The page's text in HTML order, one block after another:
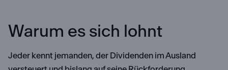
Warum es sich lohnt
Jeder kennt jemanden, der Dividenden im Ausland